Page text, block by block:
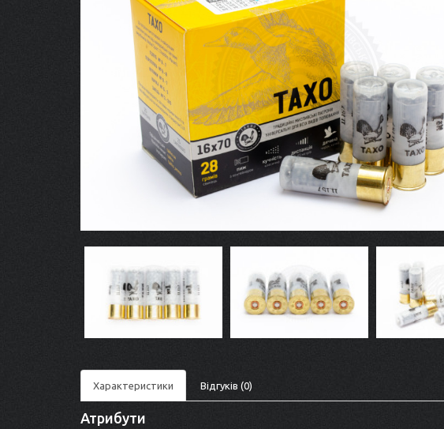
Характеристики Відгуків (0)
Атрибути